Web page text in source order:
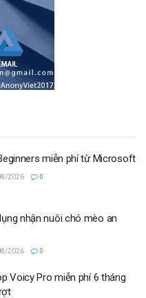
miễn phí từ Microsoft
2026 0
nhận nuôi chó mèo an
2026 0
Voicy Pro miễn phí 6 tháng